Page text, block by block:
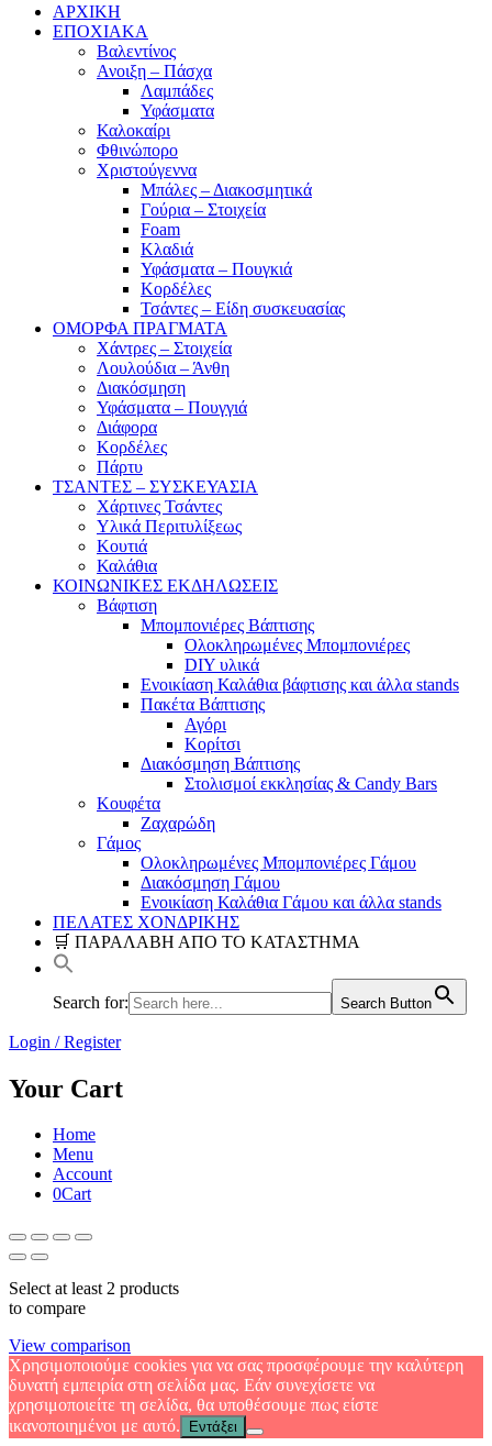
ΑΡΧΙΚΗ
ΕΠΟΧΙΑΚΑ
Βαλεντίνος
Ανοιξη – Πάσχα
Λαμπάδες
Υφάσματα
Καλοκαίρι
Φθινώπορο
Χριστούγεννα
Μπάλες – Διακοσμητικά
Γούρια – Στοιχεία
Foam
Κλαδιά
Υφάσματα – Πουγκιά
Κορδέλες
Τσάντες – Είδη συσκευασίας
ΟΜΟΡΦΑ ΠΡΑΓΜΑΤΑ
Χάντρες – Στοιχεία
Λουλούδια – Άνθη
Διακόσμηση
Υφάσματα – Πουγγιά
Διάφορα
Κορδέλες
Πάρτυ
ΤΣΑΝΤΕΣ – ΣΥΣΚΕΥΑΣΙΑ
Χάρτινες Τσάντες
Υλικά Περιτυλίξεως
Κουτιά
Καλάθια
ΚΟΙΝΩΝΙΚΕΣ ΕΚΔΗΛΩΣΕΙΣ
Βάφτιση
Μπομπονιέρες Βάπτισης
Ολοκληρωμένες Μπομπονιέρες
DIY υλικά
Ενοικίαση Καλάθια βάφτισης και άλλα stands
Πακέτα Βάπτισης
Αγόρι
Κορίτσι
Διακόσμηση Βάπτισης
Στολισμοί εκκλησίας & Candy Bars
Κουφέτα
Ζαχαρώδη
Γάμος
Ολοκληρωμένες Μπομπονιέρες Γάμου
Διακόσμηση Γάμου
Ενοικίαση Καλάθια Γάμου και άλλα stands
ΠΕΛΑΤΕΣ ΧΟΝΔΡΙΚΗΣ
🛒 ΠΑΡΑΛΑΒΗ ΑΠΟ ΤΟ ΚΑΤΑΣΤΗΜΑ
Search for: Search Button
Login / Register
Your Cart
Home
Menu
Account
0Cart
Select at least 2 products
to compare
View comparison
Χρησιμοποιούμε cookies για να σας προσφέρουμε την καλύτερη
δυνατή εμπειρία στη σελίδα μας. Εάν συνεχίσετε να
χρησιμοποιείτε τη σελίδα, θα υποθέσουμε πως είστε
ικανοποιημένοι με αυτό.
Εντάξει